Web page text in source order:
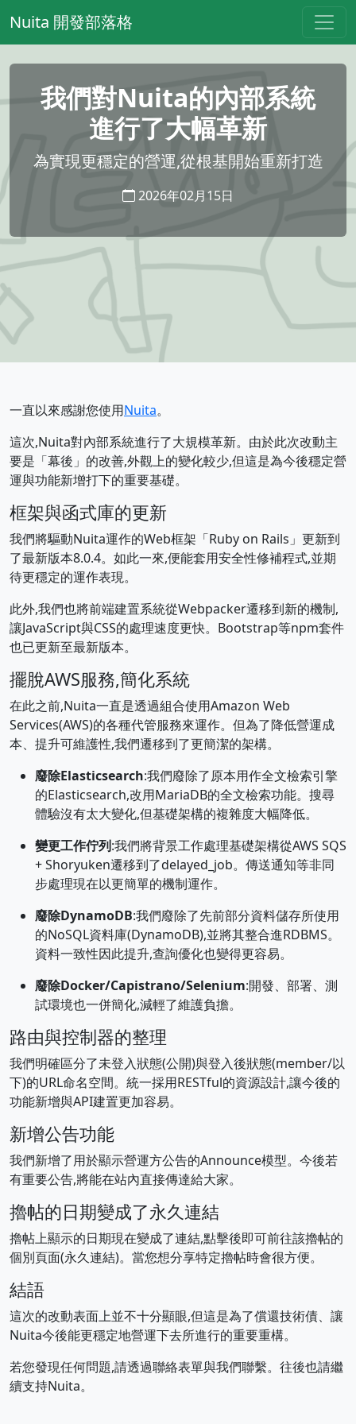
Nuita 開發部落格
我們對Nuita的內部系統
進行了大幅革新
為實現更穩定的營運,從根基開始重新打造
2026年02月15日
一直以來感謝您使用Nuita。
這次,Nuita對內部系統進行了大規模革新。由於此次改動主
要是「幕後」的改善,外觀上的變化較少,但這是為今後穩定營
運與功能新增打下的重要基礎。
框架與函式庫的更新
我們將驅動Nuita運作的Web框架「Ruby on Rails」更新到
了最新版本8.0.4。如此一來,便能套用安全性修補程式,並期
待更穩定的運作表現。
此外,我們也將前端建置系統從Webpacker遷移到新的機制,
讓JavaScript與CSS的處理速度更快。Bootstrap等npm套件
也已更新至最新版本。
擺脫AWS服務,簡化系統
在此之前,Nuita一直是透過組合使用Amazon Web
Services(AWS)的各種代管服務來運作。但為了降低營運成
本、提升可維護性,我們遷移到了更簡潔的架構。
廢除Elasticsearch:我們廢除了原本用作全文檢索引擎
的Elasticsearch,改用MariaDB的全文檢索功能。搜尋
體驗沒有太大變化,但基礎架構的複雜度大幅降低。
變更工作佇列:我們將背景工作處理基礎架構從AWS SQS
+ Shoryuken遷移到了delayed_job。傳送通知等非同
步處理現在以更簡單的機制運作。
廢除DynamoDB:我們廢除了先前部分資料儲存所使用
的NoSQL資料庫(DynamoDB),並將其整合進RDBMS。
資料一致性因此提升,查詢優化也變得更容易。
廢除Docker/Capistrano/Selenium:開發、部署、測
試環境也一併簡化,減輕了維護負擔。
路由與控制器的整理
我們明確區分了未登入狀態(公開)與登入後狀態(member/以
下)的URL命名空間。統一採用RESTful的資源設計,讓今後的
功能新增與API建置更加容易。
新增公告功能
我們新增了用於顯示營運方公告的Announce模型。今後若
有重要公告,將能在站內直接傳達給大家。
擼帖的日期變成了永久連結
擼帖上顯示的日期現在變成了連結,點擊後即可前往該擼帖的
個別頁面(永久連結)。當您想分享特定擼帖時會很方便。
結語
這次的改動表面上並不十分顯眼,但這是為了償還技術債、讓
Nuita今後能更穩定地營運下去所進行的重要重構。
若您發現任何問題,請透過聯絡表單與我們聯繫。往後也請繼
續支持Nuita。